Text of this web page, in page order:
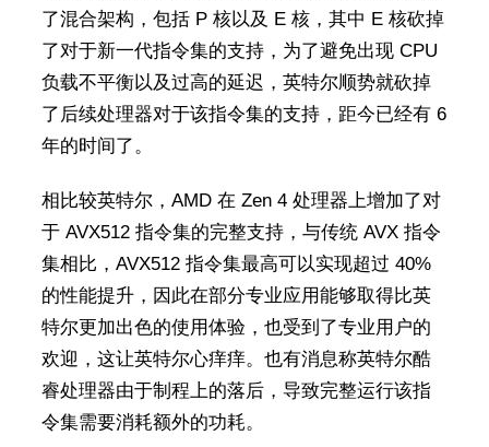
了混合架构，包括 P 核以及 E 核，其中 E 核砍掉
了对于新一代指令集的支持，为了避免出现 CPU
负载不平衡以及过高的延迟，英特尔顺势就砍掉
了后续处理器对于该指令集的支持，距今已经有 6
年的时间了。
相比较英特尔，AMD 在 Zen 4 处理器上增加了对
于 AVX512 指令集的完整支持，与传统 AVX 指令
集相比，AVX512 指令集最高可以实现超过 40%
的性能提升，因此在部分专业应用能够取得比英
特尔更加出色的使用体验，也受到了专业用户的
欢迎，这让英特尔心痒痒。也有消息称英特尔酷
睿处理器由于制程上的落后，导致完整运行该指
令集需要消耗额外的功耗。